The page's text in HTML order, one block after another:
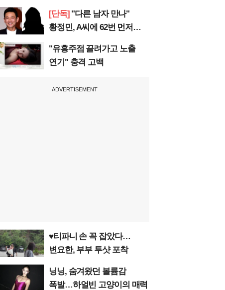
[단독]"다른 남자 만나"
황정민, A씨에 62번 먼저
"유흥주점 끌려가고 노출
연기" 충격 고백
ADVERTISEMENT
♥티파니 손 꼭 잡았다…
변요한, 부부 투샷 포착
닝닝, 숨겨왔던 볼륨감
폭발…하얼빈 고양이의 매력